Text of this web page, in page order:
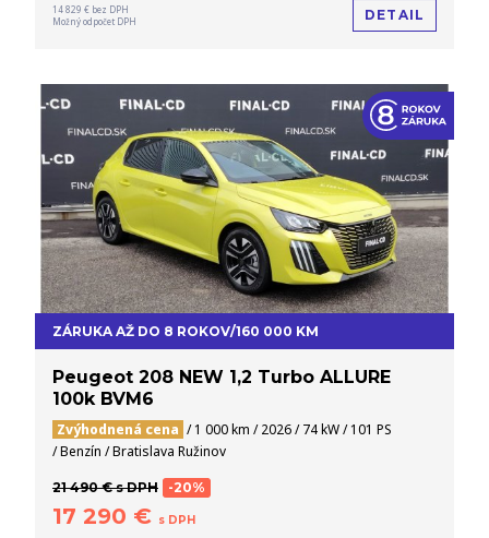
14 829 € bez DPH
Možný odpočet DPH
DETAIL
ZÁRUKA AŽ DO 8 ROKOV/160 000 KM
Peugeot 208 NEW 1,2 Turbo ALLURE
100k BVM6
Zvýhodnená cena / 1 000 km / 2026 / 74 kW / 101 PS
/ Benzín / Bratislava Ružinov
21 490 € s DPH -20%
17 290 € s DPH